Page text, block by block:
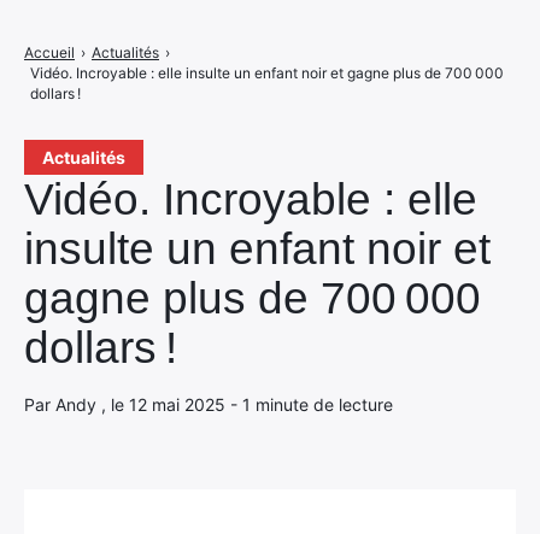
Actualités
Vidéo. Incroyable : elle
insulte un enfant noir et
gagne plus de 700 000
dollars !
Par Andy , le 12 mai 2025 - 1 minute de lecture
Accueil › Actualités ›
Vidéo. Incroyable : elle insulte un enfant noir et gagne plus de 700 000
dollars !